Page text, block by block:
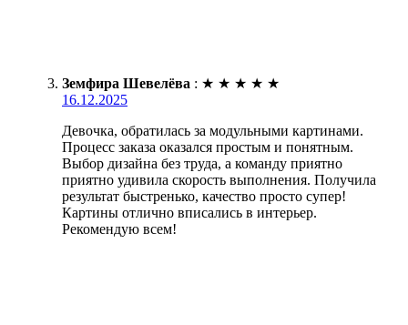
Земфира Шевелёва : ★ ★ ★ ★ ★
16.12.2025
Девочка, обратилась за модульными картинами.
Процесс заказа оказался простым и понятным.
Выбор дизайна без труда, а команду приятно
приятно удивила скорость выполнения. Получила
результат быстренько, качество просто супер!
Картины отлично вписались в интерьер.
Рекомендую всем!